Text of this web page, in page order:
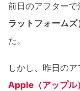
前日のアフター
ラットフォームズ
た。
しかし、昨日の
Apple（アップル